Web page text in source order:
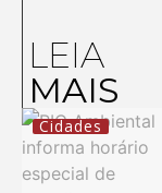
LEIA
MAIS
Cidades